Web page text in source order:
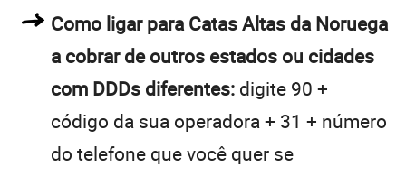
Como ligar para Catas Altas da Noruega
a cobrar de outros estados ou cidades
com DDDs diferentes: digite 90 +
código da sua operadora + 31 + número
do telefone que você quer se